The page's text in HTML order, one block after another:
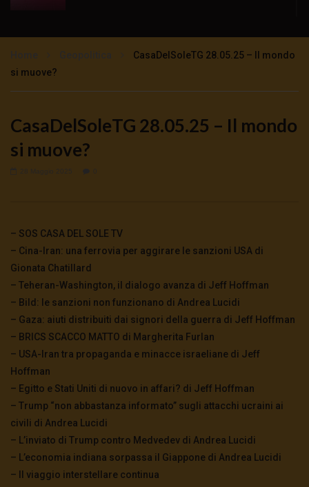
COLONIALE
1.6K 0
CasaDelSoleTG 28.05.25 – Il mondo
si muove?
CasaDelSoleTG 28.05.25 – Il mondo
si muove?
– SOS CASA DEL SOLE TV
– Cina-Iran: una ferrovia per aggirare le sanzioni USA di
Gionata Chatillard
– Teheran-Washington, il dialogo avanza di Jeff Hoffman
– Bild: le sanzioni non funzionano di Andrea Lucidi
– Gaza: aiuti distribuiti dai signori della guerra di Jeff Hoffman
– BRICS SCACCO MATTO di Margherita Furlan
– USA-Iran tra propaganda e minacce israeliane di Jeff
Hoffman
– Egitto e Stati Uniti di nuovo in affari? di Jeff Hoffman
– Trump “non abbastanza informato” sugli attacchi ucraini ai
civili di Andrea Lucidi
– L’inviato di Trump contro Medvedev di Andrea Lucidi
– L’economia indiana sorpassa il Giappone di Andrea Lucidi
– Il viaggio interstellare continua